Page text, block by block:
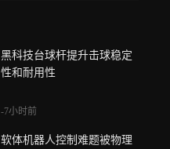
黑科技台球杆提升击球稳定
性和耐用性
-7小时前
软体机器人控制难题被物理